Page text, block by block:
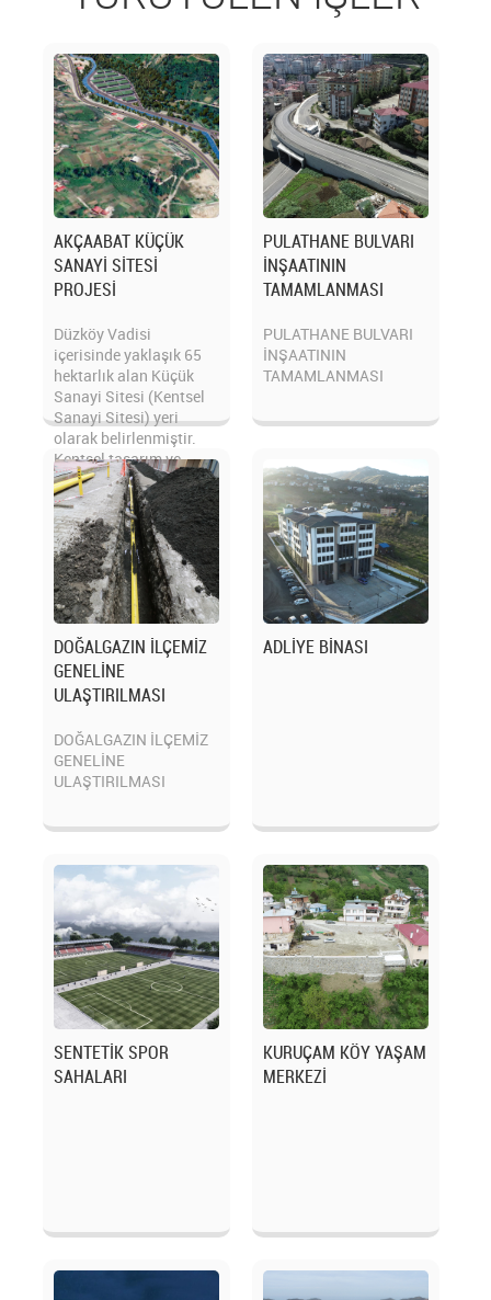
AKÇAABAT KÜÇÜK
SANAYİ SİTESİ
PROJESİ
Düzköy Vadisi
içerisinde yaklaşık 65
hektarlık alan Küçük
Sanayi Sitesi (Kentsel
Sanayi Sitesi) yeri
olarak belirlenmiştir.
Kentsel tasarım ve
planlam...
PULATHANE BULVARI
İNŞAATININ
TAMAMLANMASI
PULATHANE BULVARI
İNŞAATININ
TAMAMLANMASI
DOĞALGAZIN İLÇEMİZ
GENELİNE
ULAŞTIRILMASI
DOĞALGAZIN İLÇEMİZ
GENELİNE
ULAŞTIRILMASI
ADLİYE BİNASI
SENTETİK SPOR
SAHALARI
KURUÇAM KÖY YAŞAM
MERKEZİ